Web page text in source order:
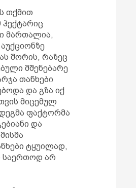
თქმით
ჰექტარიც
მართალია,
შორის, რაზეც
მშენებარე
თანხები
და გზა იქ
მიცემულ
ფაქტორმა
და
ტყუილად,
საერთოდ არ